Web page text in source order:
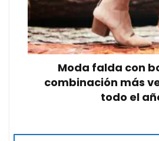
Moda falda con
combinación más
todo el